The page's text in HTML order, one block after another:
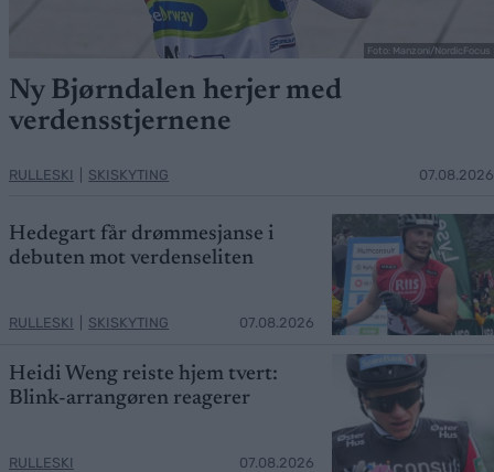
Foto: Manzoni/NordicFocus
Ny Bjørndalen herjer med
verdensstjernene
RULLESKI SKISKYTING 07.08.2026
Hedegart får drømmesjanse i
debuten mot verdenseliten
RULLESKI SKISKYTING 07.08.2026
Heidi Weng reiste hjem tvert:
Blink-arrangøren reagerer
RULLESKI 07.08.2026